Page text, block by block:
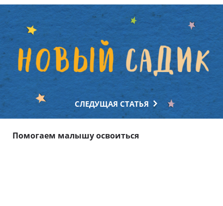
СЛЕДУЩАЯ СТАТЬЯ
Помогаем малышу освоиться